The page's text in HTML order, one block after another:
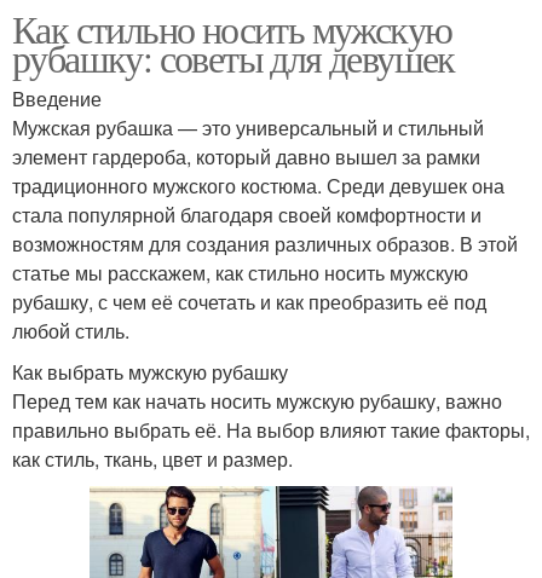
Как стильно носить мужскую
рубашку: советы для девушек
Введение
Мужская рубашка — это универсальный и стильный
элемент гардероба, который давно вышел за рамки
традиционного мужского костюма. Среди девушек она
стала популярной благодаря своей комфортности и
возможностям для создания различных образов. В этой
статье мы расскажем, как стильно носить мужскую
рубашку, с чем её сочетать и как преобразить её под
любой стиль.
Как выбрать мужскую рубашку
Перед тем как начать носить мужскую рубашку, важно
правильно выбрать её. На выбор влияют такие факторы,
как стиль, ткань, цвет и размер.